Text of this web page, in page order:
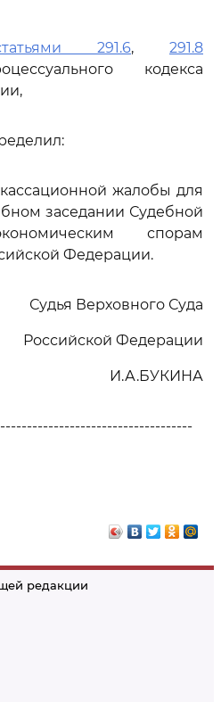
редакции
291.6, 291.8
кодекса
жалобы для
заседании Судебной
спорам
Федерации.
Судья Верховного Суда
Российской Федерации
И.А.БУКИНА